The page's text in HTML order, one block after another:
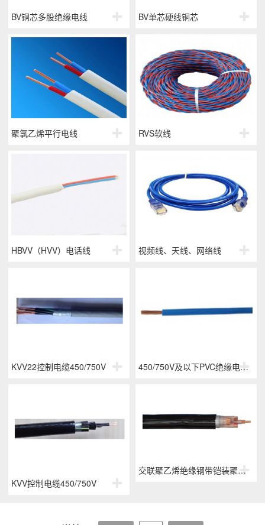
BV铜芯多股绝缘电线 BV单芯硬线铜芯
聚氯乙烯平行电线 RVS软线
HBVV（HVV）电话线 视频线、天线、网络线
KVV22控制电缆450/750V 450/750V及以下PVC绝缘电线 BV、BV多股、BVV、BVR、RV、BLV、NH-BV
KVV控制电缆450/750V
交联聚乙烯绝缘钢带铠装聚氯乙烯护套电力电缆 YJV、YJV22、NH-YJV